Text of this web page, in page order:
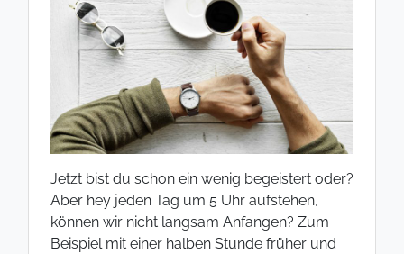
Jetzt bist du schon ein wenig begeistert oder?
Aber hey jeden Tag um 5 Uhr aufstehen,
können wir nicht langsam Anfangen? Zum
Beispiel mit einer halben Stunde früher und